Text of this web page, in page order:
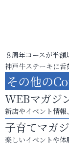
８周年コースが半額
神戸牛ステーキに
その他の
WEBマガジ
新店やイベント情報
子育てマガ
楽しいイベントや体